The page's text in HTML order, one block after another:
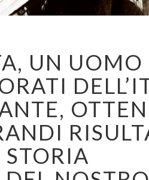
26
ANNI
FA,
UN
UOMO
E
UNA
DONNA
INNAMORATI
DELL’ITALIA
UN UOMO